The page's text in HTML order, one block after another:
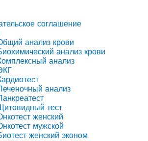
соглашение
анализ крови
анализ крови
анализ
анализ
тест
женский
мужской
женский эконом